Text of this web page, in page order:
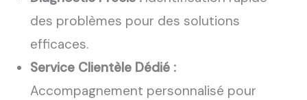
des problèmes pour des solutions
efficaces.
Service Clientèle Dédié :
Accompagnement personnalisé pour